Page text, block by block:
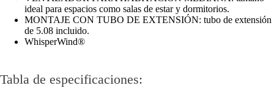
ideal para espacios como salas de estar y dormitorios.
MONTAJE CON TUBO DE EXTENSIÓN: tubo de extensión
de 5.08 incluido.
WhisperWind®
Tabla de especificaciones: